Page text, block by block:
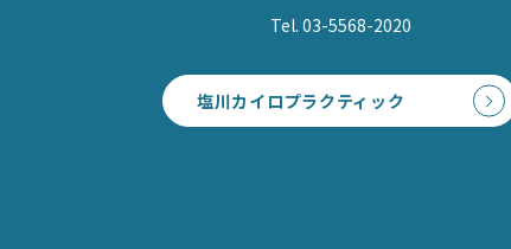
Tel. 03-5568-2020
塩川カイロプラクティック